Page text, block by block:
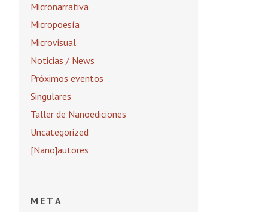
Micronarrativa
Micropoesía
Microvisual
Noticias / News
Próximos eventos
Singulares
Taller de Nanoediciones
Uncategorized
[Nano]autores
META